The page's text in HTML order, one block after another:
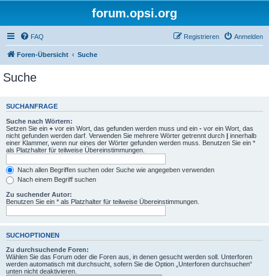
forum.opsi.org
FAQ Anmelden
Registrieren
Foren-Übersicht Suche
Suche
SUCHANFRAGE
Suche nach Wörtern:
Setzen Sie ein + vor ein Wort, das gefunden werden muss und ein - vor ein Wort, das
nicht gefunden werden darf. Verwenden Sie mehrere Wörter getrennt durch | innerhalb
einer Klammer, wenn nur eines der Wörter gefunden werden muss. Benutzen Sie ein *
als Platzhalter für teilweise Übereinstimmungen.
Nach allen Begriffen suchen oder Suche wie angegeben verwenden
Nach einem Begriff suchen
Zu suchender Autor:
Benutzen Sie ein * als Platzhalter für teilweise Übereinstimmungen.
SUCHOPTIONEN
Zu durchsuchende Foren:
Wählen Sie das Forum oder die Foren aus, in denen gesucht werden soll. Unterforen
werden automatisch mit durchsucht, sofern Sie die Option „Unterforen durchsuchen“
unten nicht deaktivieren.